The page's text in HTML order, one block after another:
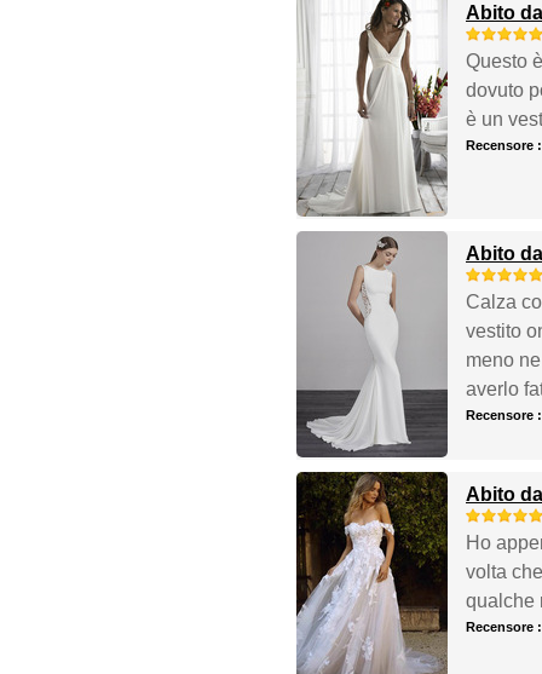
Abito
Questo
dovuto
è un
Recensore
Abito
Calza
vestito
meno
averlo
Recensore
Abito
Ho
volta
qualche
Recensore